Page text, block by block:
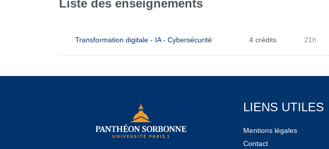
Liste des enseignements
Transformation digitale - IA - Cybersécurité 4 crédits 21h
LIENS UTILES
Mentions légales
Contact